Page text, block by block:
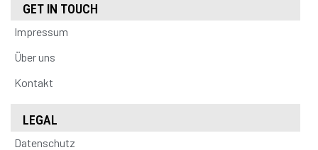
GET IN TOUCH
Impressum
Über uns
Kontakt
LEGAL
Datenschutz